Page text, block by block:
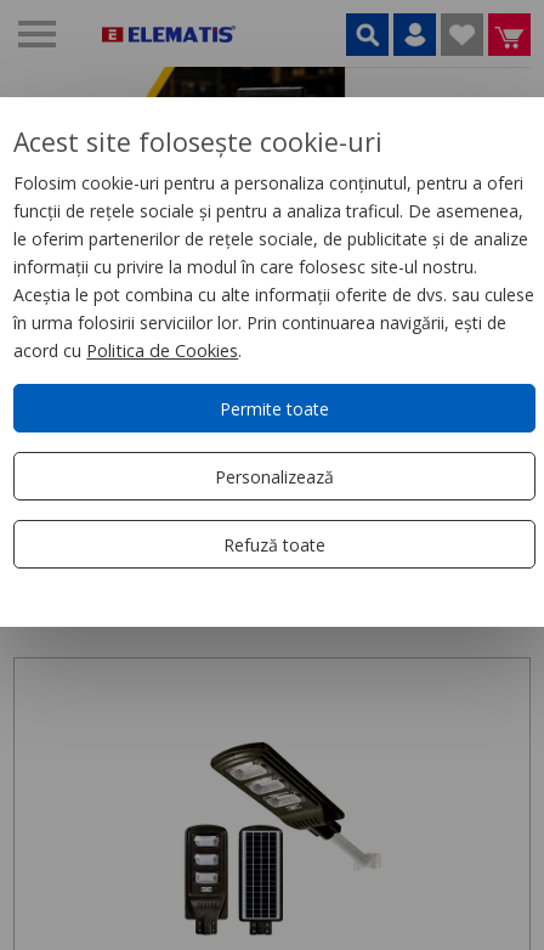
GAMĂ
LIVRARE
ORIUNDE
SUPORT
CLIENȚI
GARANȚIA
Acest site folosește cookie-uri
Folosim cookie-uri pentru a personaliza conținutul, pentru a oferi
funcții de rețele sociale și pentru a analiza traficul. De asemenea,
le oferim partenerilor de rețele sociale, de publicitate și de analize
informații cu privire la modul în care folosesc site-ul nostru.
Aceștia le pot combina cu alte informații oferite de dvs. sau culese
în urma folosirii serviciilor lor. Prin continuarea navigării, ești de
acord cu Politica de Cookies.
Permite toate
Personalizează
Refuză toate